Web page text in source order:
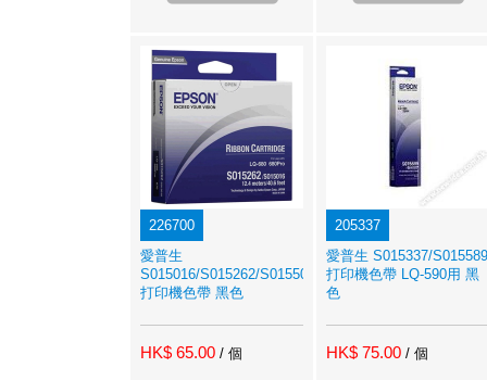
226700
愛普生
S015016/S015262/S015508
打印機色帶 黑色
HK$ 65.00 / 個
205337
愛普生 S015337/S015589
打印機色帶 LQ-590用 黑
色
HK$ 75.00 / 個